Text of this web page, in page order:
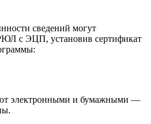
сведений могут
с ЭЦП, установив сертификат
электронными и бумажными —